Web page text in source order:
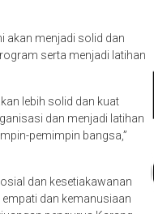
akan menjadi solid dan
serta menjadi latihan
lebih solid dan kuat
dan menjadi latihan
pemimpin bangsa,”
dan kesetiakawanan
dan kemanusiaan